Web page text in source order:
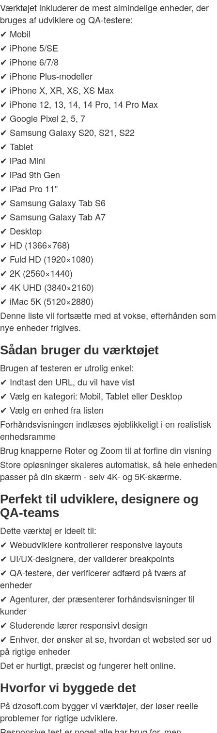
Værktøjet inkluderer de mest almindelige enheder, der
bruges af udviklere og QA-testere:
✔ Mobil
✔ iPhone 5/SE
✔ iPhone 6/7/8
✔ iPhone Plus-modeller
✔ iPhone X, XR, XS, XS Max
✔ iPhone 12, 13, 14, 14 Pro, 14 Pro Max
✔ Google Pixel 2, 5, 7
✔ Samsung Galaxy S20, S21, S22
✔ Tablet
✔ iPad Mini
✔ iPad 9th Gen
✔ iPad Pro 11"
✔ Samsung Galaxy Tab S6
✔ Samsung Galaxy Tab A7
✔ Desktop
✔ HD (1366×768)
✔ Fuld HD (1920×1080)
✔ 2K (2560×1440)
✔ 4K UHD (3840×2160)
✔ iMac 5K (5120×2880)
Denne liste vil fortsætte med at vokse, efterhånden som
nye enheder frigives.
Sådan bruger du værktøjet
Brugen af testeren er utrolig enkel:
✔ Indtast den URL, du vil have vist
✔ Vælg en kategori: Mobil, Tablet eller Desktop
✔ Vælg en enhed fra listen
Forhåndsvisningen indlæses øjeblikkeligt i en realistisk
enhedsramme
Brug knapperne Roter og Zoom til at forfine din visning
Store opløsninger skaleres automatisk, så hele enheden
passer på din skærm - selv 4K- og 5K-skærme.
Perfekt til udviklere, designere og
QA-teams
Dette værktøj er ideelt til:
✔ Webudviklere kontrollerer responsive layouts
✔ UI/UX-designere, der validerer breakpoints
✔ QA-testere, der verificerer adfærd på tværs af
enheder
✔ Agenturer, der præsenterer forhåndsvisninger til
kunder
✔ Studerende lærer responsivt design
✔ Enhver, der ønsker at se, hvordan et websted ser ud
på rigtige enheder
Det er hurtigt, præcist og fungerer helt online.
Hvorfor vi byggede det
På dzosoft.com bygger vi værktøjer, der løser reelle
problemer for rigtige udviklere.